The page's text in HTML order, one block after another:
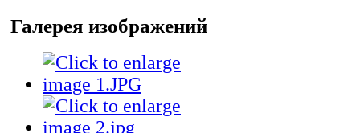
Галерея изображений